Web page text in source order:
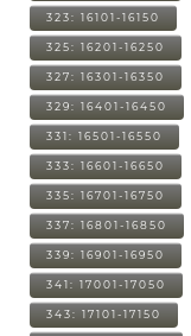
323: 16101-16150
325: 16201-16250
327: 16301-16350
329: 16401-16450
331: 16501-16550
333: 16601-16650
335: 16701-16750
337: 16801-16850
339: 16901-16950
341: 17001-17050
343: 17101-17150